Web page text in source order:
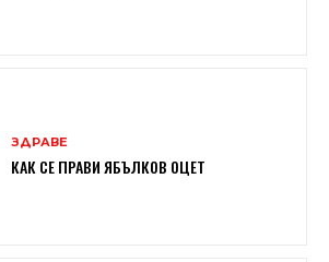
ЗДРАВЕ
КАК СЕ ПРАВИ ЯБЪЛКОВ ОЦЕТ